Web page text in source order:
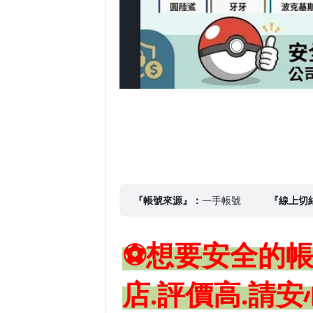
『帳號來源』： 一手帳號 『線上
⚽想要安全的
店.評價高.請安